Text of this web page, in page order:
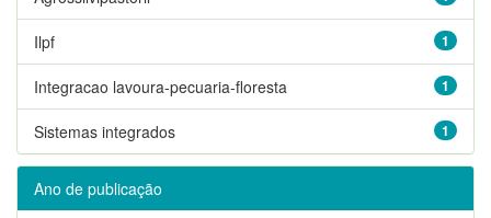
1
Ilpf
1
Integracao lavoura-pecuaria-floresta
1
Sistemas integrados
Ano de publicação